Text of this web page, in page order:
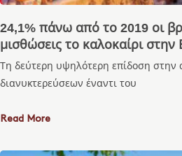
24,1% πάνω από το 2019 οι
μισθώσεις το καλοκαίρι στην
Τη δεύτερη υψηλότερη επίδοση στην
διανυκτερεύσεων έναντι του
Read More